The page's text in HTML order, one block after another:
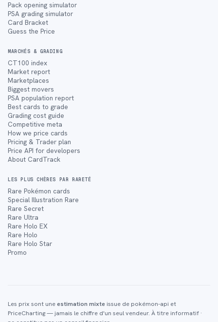
Pack opening simulator
PSA grading simulator
Card Bracket
Guess the Price
MARCHÉS & GRADING
CT100 index
Market report
Marketplaces
Biggest movers
PSA population report
Best cards to grade
Grading cost guide
Competitive meta
How we price cards
Pricing & Trader plan
Price API for developers
About CardTrack
LES PLUS CHÈRES PAR RARETÉ
Rare Pokémon cards
Special Illustration Rare
Rare Secret
Rare Ultra
Rare Holo EX
Rare Holo
Rare Holo Star
Promo
Les prix sont uneestimation mixte issue de pokémon-api et
PriceCharting — jamais le chiffre d'un seul vendeur. À titre informatif ·